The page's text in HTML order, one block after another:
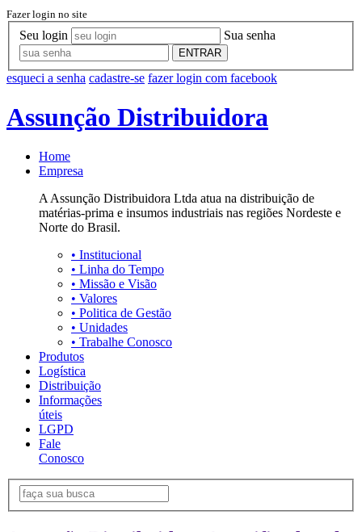
Fazer login no site
Seu login Sua senha
ENTRAR
esqueci a senha cadastre-se fazer login com facebook
Assunção Distribuidora
Home
Empresa
A Assunção Distribuidora Ltda atua na distribuição de
matérias-prima e insumos industriais nas regiões Nordeste e
Norte do Brasil.
• Institucional
• Linha do Tempo
• Missão e Visão
• Valores
• Politica de Gestão
• Unidades
• Trabalhe Conosco
Produtos
Logística
Distribuição
Informações
úteis
LGPD
Fale
Conosco